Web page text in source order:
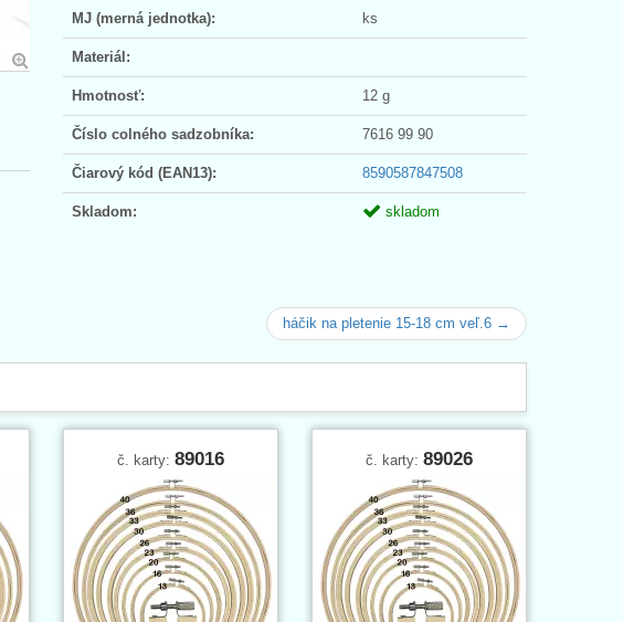
MJ (merná jednotka): ks
Materiál:
Hmotnosť: 12 g
Číslo colného sadzobníka: 7616 99 90
Čiarový kód (EAN13): 8590587847508
Skladom: skladom
háčik na pletenie 15-18 cm veľ.6 →
č. karty: 89016 č. karty: 89026